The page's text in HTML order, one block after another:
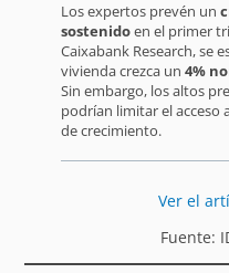
Los expertos prevén un
sostenidoen el primer
Caixabank Research, se
vivienda crezca un 4%
Sin embargo, los altos
podrían limitar el acceso
de crecimiento.
Ver el
Fuente: